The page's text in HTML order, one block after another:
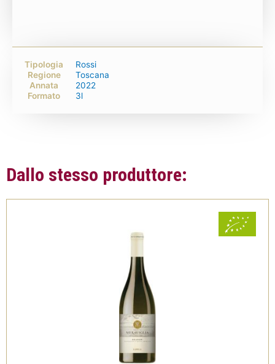
Tipologia
Rossi
Regione
Toscana
Annata
2022
Formato
3l
Dallo stesso produttore: